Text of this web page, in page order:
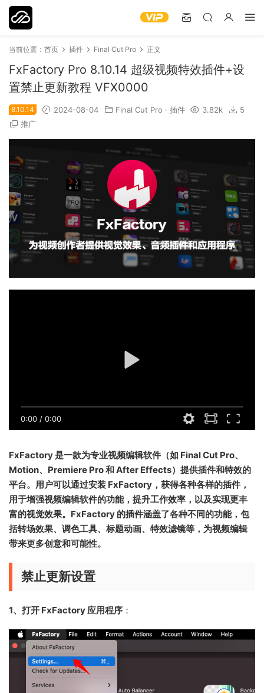
当前位置： 首页 插件 Final Cut Pro 正文
FxFactory Pro 8.10.14 超级视频特效插件+设
置禁止更新教程 VFX0000
8.10.14 2024-08-04 Final Cut Pro · 插件 3.82k
5
推广
0:00 / 0:00
FxFactory 是一款为专业视频编辑软件（如 Final Cut Pro、
Motion、Premiere Pro 和 After Effects）提供插件和特效的
平台。用户可以通过安装 FxFactory，获得各种各样的插件，
用于增强视频编辑软件的功能，提升工作效率，以及实现更丰
富的视觉效果。FxFactory 的插件涵盖了各种不同的功能，包
括转场效果、调色工具、标题动画、特效滤镜等，为视频编辑
带来更多创意和可能性。
禁止更新设置
1、打开 FxFactory 应用程序 ：